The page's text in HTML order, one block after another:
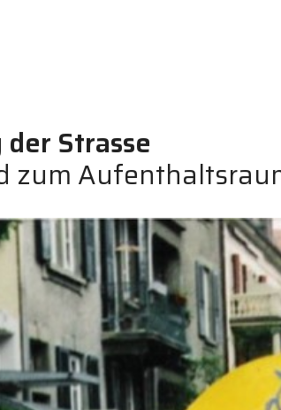
Strasse
zum